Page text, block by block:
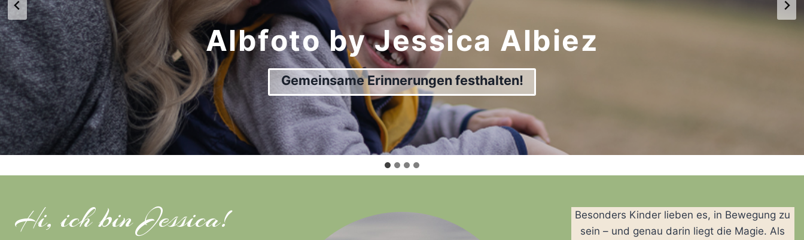
Albfoto by Jessica Albiez
Gemeinsame Erinnerungen festhalten!
Hi, ich bin Jessica!
Besonders Kinder lieben es, in Bewegung zu
sein – und genau darin liegt die Magie. Als